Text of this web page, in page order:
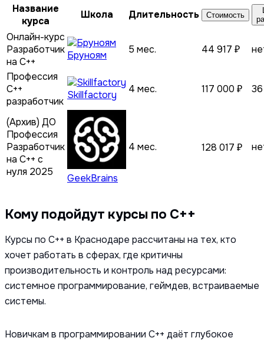
Название
курса
Школа Длительность Стоимость
Онлайн-курс
Разработчик
на C++
Бруноям 5 мес. 44 917 ₽
Профессия
C++
разработчик
Skillfactory 4 мес. 117 000 ₽
(Архив) ДО
Профессия
Разработчик
на C++ с
нуля 2025
GeekBrains
4 мес. 128 017 ₽
Кому подойдут курсы по C++
Курсы по C++ в Краснодаре рассчитаны на тех, кто
хочет работать в сферах, где критичны
производительность и контроль над ресурсами:
системное программирование, геймдев, встраиваемые
системы.
Новичкам в программировании C++ даёт глубокое